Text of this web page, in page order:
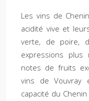
Les vins de
acidité vive et
verte, de poire,
expressions
notes de fruits
vins de Vouvray
capacité du